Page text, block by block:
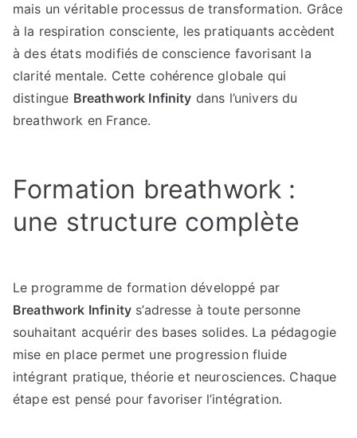
mais un véritable processus de transformation. Grâce
à la respiration consciente, les pratiquants accèdent
à des états modifiés de conscience favorisant la
clarité mentale. Cette cohérence globale qui
distingue Breathwork Infinity dans l’univers du
breathwork en France.
Formation breathwork :
une structure complète
Le programme de formation développé par
Breathwork Infinity s’adresse à toute personne
souhaitant acquérir des bases solides. La pédagogie
mise en place permet une progression fluide
intégrant pratique, théorie et neurosciences. Chaque
étape est pensé pour favoriser l’intégration.